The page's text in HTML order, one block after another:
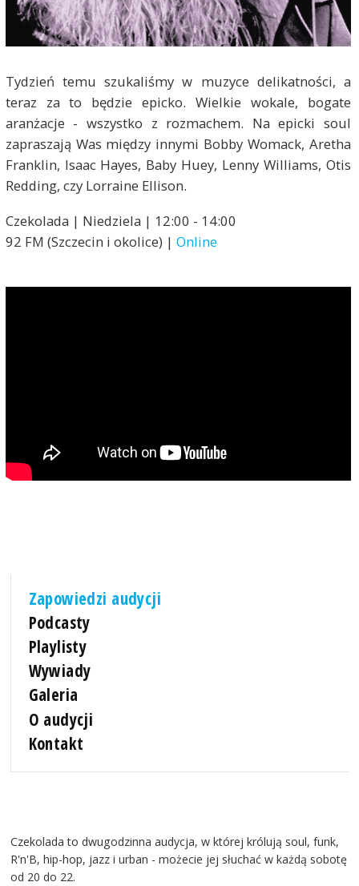
Tydzień temu szukaliśmy w muzyce delikatności, a
teraz za to będzie epicko. Wielkie wokale, bogate
aranżacje - wszystko z rozmachem. Na epicki soul
zapraszają Was między innymi Bobby Womack, Aretha
Franklin, Isaac Hayes, Baby Huey, Lenny Williams, Otis
Redding, czy Lorraine Ellison.
Czekolada | Niedziela | 12:00 - 14:00
92 FM (Szczecin i okolice) | Online
Zapowiedzi audycji
Podcasty
Playlisty
Wywiady
Galeria
O audycji
Kontakt
Czekolada to dwugodzinna audycja, w której królują soul, funk,
R'n'B, hip-hop, jazz i urban - możecie jej słuchać w każdą sobotę
od 20 do 22.